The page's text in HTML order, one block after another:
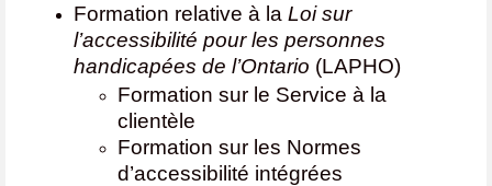
Formation relative à la Loi sur
l’accessibilité pour les personnes
handicapées de l’Ontario (LAPHO)
Formation sur le Service à la
clientèle
Formation sur les Normes
d’accessibilité intégrées